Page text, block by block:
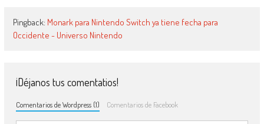
Pingback: Monark para Nintendo Switch ya tiene fecha para
Occidente - Universo Nintendo
¡Déjanos tus comentatios!
Comentarios de Wordpress (1) Comentarios de Facebook